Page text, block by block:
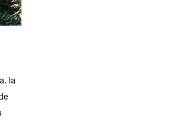
la